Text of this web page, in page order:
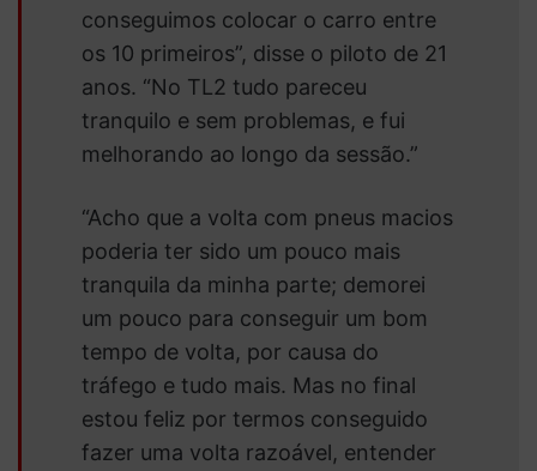
conseguimos colocar o carro entre
os 10 primeiros”, disse o piloto de 21
anos. “No TL2 tudo pareceu
tranquilo e sem problemas, e fui
melhorando ao longo da sessão.”
“Acho que a volta com pneus macios
poderia ter sido um pouco mais
tranquila da minha parte; demorei
um pouco para conseguir um bom
tempo de volta, por causa do
tráfego e tudo mais. Mas no final
estou feliz por termos conseguido
fazer uma volta razoável, entender